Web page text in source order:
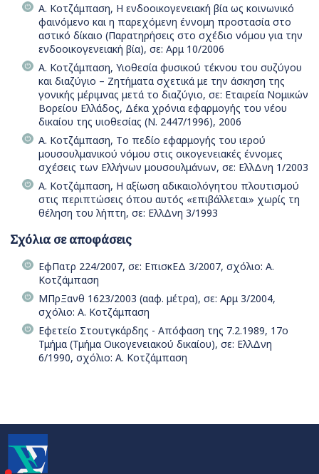
Α. Κοτζάμπαση, Η ενδοοικογενειακή βία ως κοινωνικό
φαινόμενο και η παρεχόμενη έννομη προστασία στο
αστικό δίκαιο (Παρατηρήσεις στο σχέδιο νόμου για την
ενδοοικογενειακή βία), σε: Αρμ 10/2006
Α. Κοτζάμπαση, Υιοθεσία φυσικού τέκνου του συζύγου
και διαζύγιο – Ζητήματα σχετικά με την άσκηση της
γονικής μέριμνας μετά το διαζύγιο, σε: Εταιρεία Νομικών
Βορείου Ελλάδος, Δέκα χρόνια εφαρμογής του νέου
δικαίου της υιοθεσίας (Ν. 2447/1996), 2006
Α. Κοτζάμπαση, Tο πεδίο εφαρμογής του ιερού
μουσουλμανικού νόμου στις οικογενειακές έννομες
σχέσεις των Ελλήνων μουσουλμάνων, σε: ΕλλΔνη 1/2003
Α. Κοτζάμπαση, Η αξίωση αδικαιολόγητου πλουτισμού
στις περιπτώσεις όπου αυτός «επιβάλλεται» χωρίς τη
θέληση του λήπτη, σε: ΕλλΔνη 3/1993
Σχόλια σε αποφάσεις
ΕφΠατρ 224/2007, σε: ΕπισκΕΔ 3/2007, σχόλιο: Α.
Κοτζάμπαση
ΜΠρΞανθ 1623/2003 (ααφ. μέτρα), σε: Αρμ 3/2004,
σχόλιο: Α. Κοτζάμπαση
Εφετείο Στουτγκάρδης - Απόφαση της 7.2.1989, 17ο
Τμήμα (Τμήμα Οικογενειακού δικαίου), σε: ΕλλΔνη
6/1990, σχόλιο: Α. Κοτζάμπαση